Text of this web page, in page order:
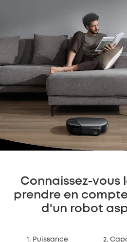
Connaissez-vous
prendre en
d'un robot
1. Puissance
2.